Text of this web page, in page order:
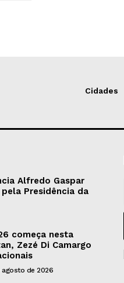
Cidades
Alfredo Gaspar
Presidência da
começa nesta
Zezé Di Camargo
agosto de 2026